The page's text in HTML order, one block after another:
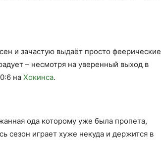
и зачастую выдаёт просто феерические
– несмотря на уверенный выход в
на Хокинса.
ода которому уже была пропета,
сезон играет хуже некуда и держится в